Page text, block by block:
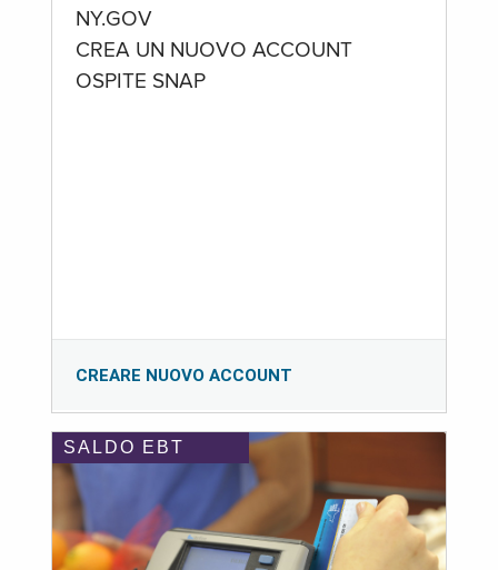
NY.GOV
CREA UN NUOVO ACCOUNT
OSPITE SNAP
CREARE NUOVO ACCOUNT
SALDO EBT